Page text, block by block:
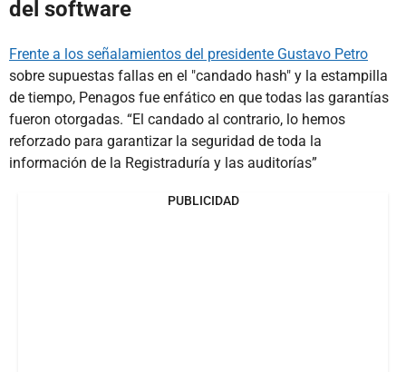
del software
Frente a los señalamientos del presidente Gustavo Petro
sobre supuestas fallas en el "candado hash" y la estampilla
de tiempo, Penagos fue enfático en que todas las garantías
fueron otorgadas. “El candado al contrario, lo hemos
reforzado para garantizar la seguridad de toda la
información de la Registraduría y las auditorías”
PUBLICIDAD